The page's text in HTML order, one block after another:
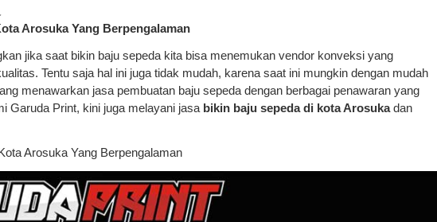
Arosuka Yang Berpengalaman
jika saat bikin baju sepeda kita bisa menemukan vendor konveksi yang
Tentu saja hal ini juga tidak mudah, karena saat ini mungkin dengan mudah
menawarkan jasa pembuatan baju sepeda dengan berbagai penawaran yang
Garuda Print, kini juga melayani jasa bikin baju sepeda di kota Arosukadan